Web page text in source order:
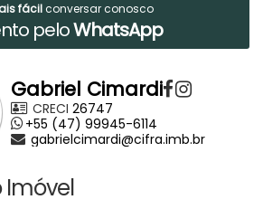
fácilconversar conosco
peloWhatsApp
Gabriel Cimardi
CRECI 26747
+55 (47) 99945-6114
gabrielcimardi@cifra.imb.br
Imóvel